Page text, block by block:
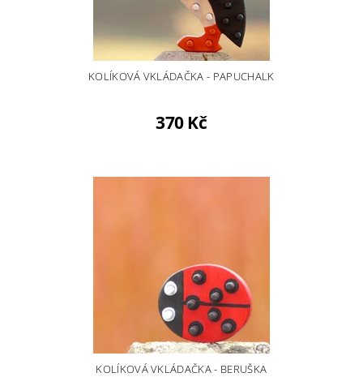
KOLÍKOVÁ VKLÁDAČKA - PAPUCHALK
370 Kč
KOLÍKOVÁ VKLÁDAČKA - BERUŠKA